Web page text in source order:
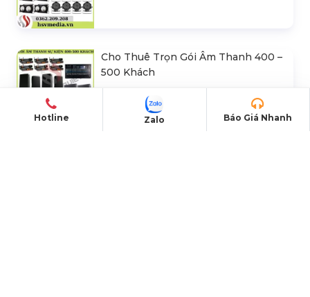
Cho Thuê Trọn Gói Âm Thanh 400 –
500 Khách
Hotline Báo Giá Nhanh
Zalo